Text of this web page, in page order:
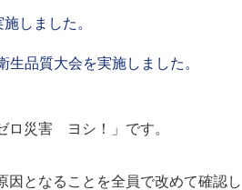
災害 ヨシ！」です。
因となることを全員で改めて確認し